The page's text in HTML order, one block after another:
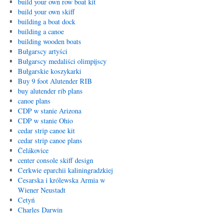
build your own skiff
building a boat dock
building a canoe
building wooden boats
Bułgarscy artyści
Bułgarscy medaliści olimpijscy
Bułgarskie koszykarki
Buy 9 foot Alutender RIB
buy alutender rib plans
canoe plans
CDP w stanie Arizona
CDP w stanie Ohio
cedar strip canoe kit
cedar strip canoe plans
Čelákovice
center console skiff design
Cerkwie eparchii kaliningradzkiej
Cesarska i królewska Armia w
Wiener Neustadt
Cetyń
Charles Darwin